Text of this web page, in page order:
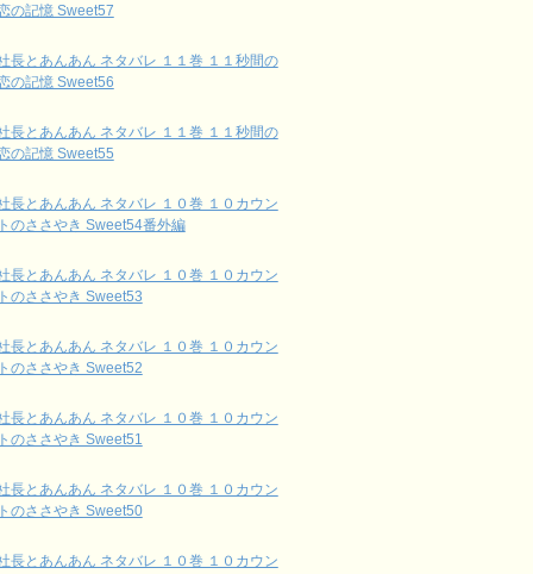
の記憶 Sweet57
長とあんあん ネタバレ １１巻 １１秒間の
の記憶 Sweet56
長とあんあん ネタバレ １１巻 １１秒間の
の記憶 Sweet55
長とあんあん ネタバレ １０巻 １０カウン
のささやき Sweet54番外編
長とあんあん ネタバレ １０巻 １０カウン
のささやき Sweet53
長とあんあん ネタバレ １０巻 １０カウン
のささやき Sweet52
長とあんあん ネタバレ １０巻 １０カウン
のささやき Sweet51
長とあんあん ネタバレ １０巻 １０カウン
のささやき Sweet50
長とあんあん ネタバレ １０巻 １０カウン